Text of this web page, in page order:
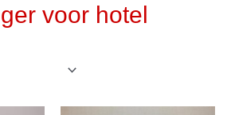
voor hotel